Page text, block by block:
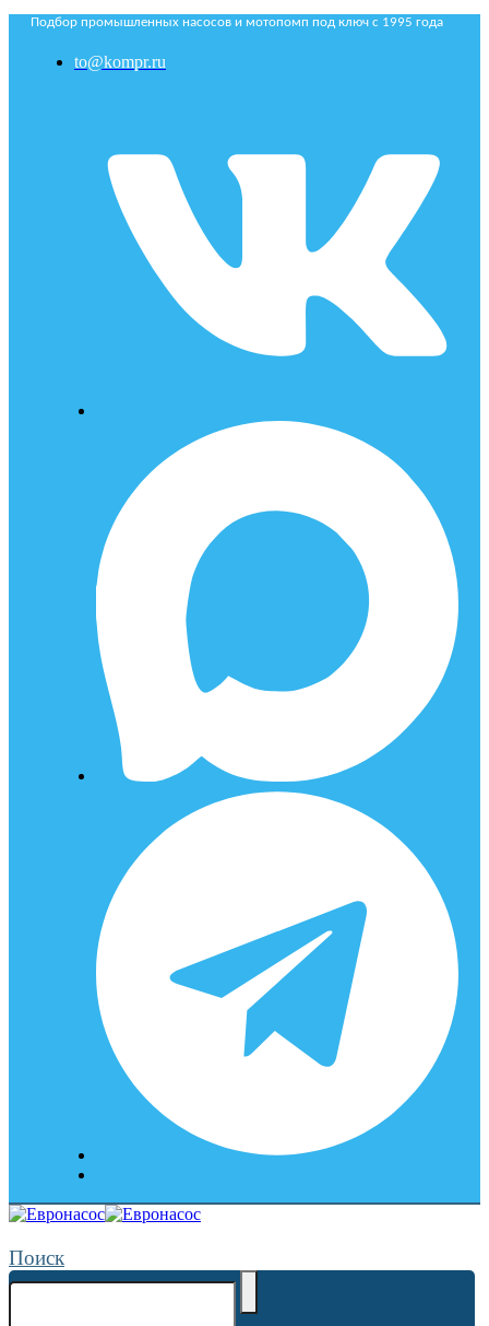
Подбор промышленных насосов и мотопомп под ключ с 1995 года
to@kompr.ru
Поиск